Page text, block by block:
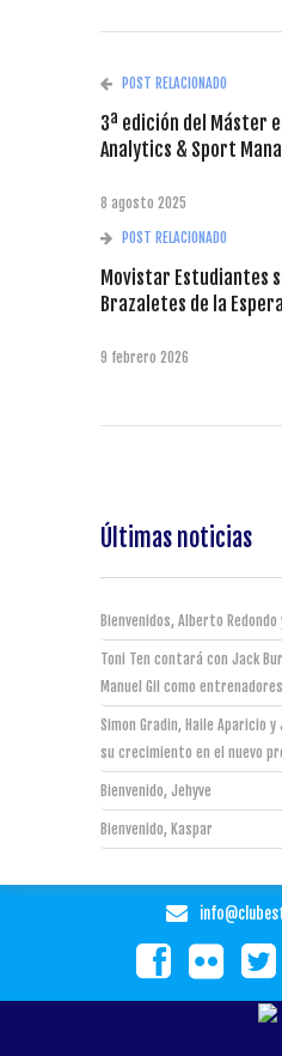
POST RELACIONADO
3ª edición del Máster
Analytics & Sport
8 agosto 2025
POST RELACIONADO
Movistar Estudiantes
Brazaletes de la
9 febrero 2026
Últimas noticias
Bienvenidos, Alberto
Toni Ten contará con Jack
Manuel Gil como
Simon Gradin, Haile Aparicio
su crecimiento en el nuevo
Bienvenido, Jehyve
Bienvenido, Kaspar